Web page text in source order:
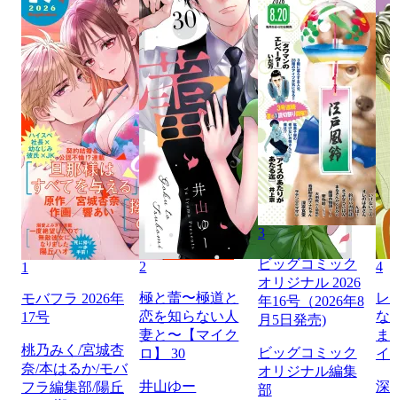
1
モバフラ 2026年
17号
桃乃みく/宮城杏
奈/本はるか/モバ
フラ編集部/陽丘
2
極と蕾〜極道と
恋を知らない人
妻と〜【マイク
ロ】 30
井山ゆー
3
ビッグコミック
オリジナル 2026
年16号（2026年8
月5日発売)
ビッグコミック
オリジナル編集
部
4
レ
な
ま
イ
深